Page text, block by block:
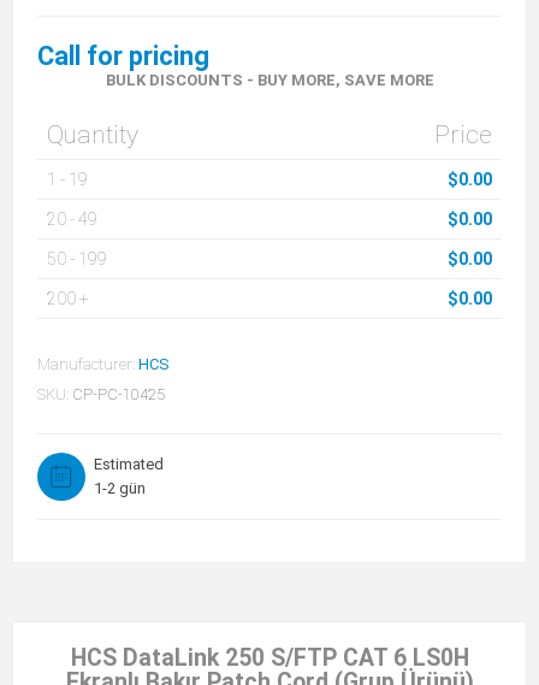
Call for pricing
BULK DISCOUNTS - BUY MORE, SAVE MORE
Quantity Price
1 - 19 $0.00
20-49 $0.00
50- 199 $0.00
200+ $0.00
Manufacturer: HCS
SKU: CP-PC-10425
Estimated
1-2 gün
HCS DataLink 250 S/FTP CAT 6 LS0H